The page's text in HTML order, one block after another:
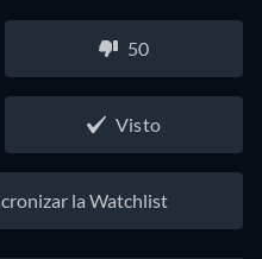
50
Visto
la Watchlist